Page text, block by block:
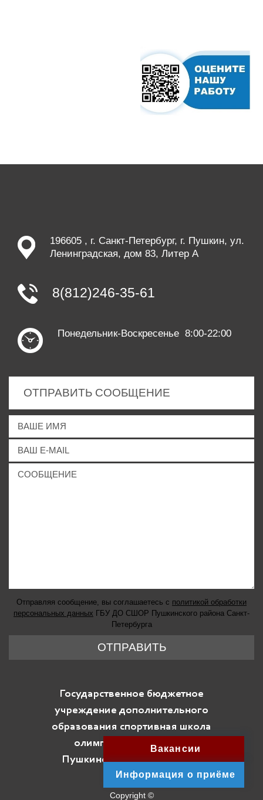
196605 , г. Санкт-Петербург, г. Пушкин, ул.
Ленинградская, дом 83, Литер А
8(812)246-35-61
Понедельник-Воскресенье 8:00-22:00
ОТПРАВИТЬ СООБЩЕНИЕ
Отправляя сообщение, вы соглашаетесь с политикой обработки
персональных данных ГБУ ДО СШОР Пушкинского района Санкт-
Петербурга
ОТПРАВИТЬ
Государственное бюджетное
учреждение дополнительного
образования спортивная школа
олимпийского резерва
Пушкинского района Санкт-
Петербурга
Copyright ©
Вакансии
Информация о приёме